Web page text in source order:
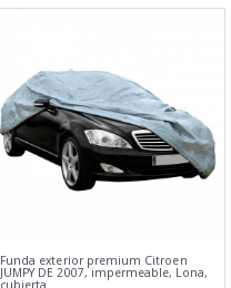
Funda exterior premium Citroen
JUMPY DE 2007, impermeable, Lona,
cubierta